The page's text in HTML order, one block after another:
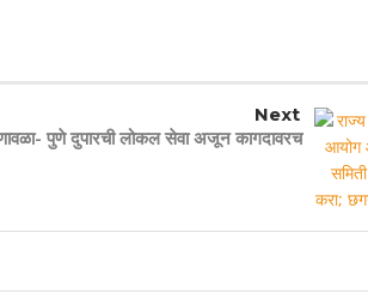
Next
पुणे दुपारची लोकल सेवा अजून कागदावरच